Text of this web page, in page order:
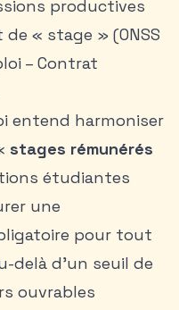
productives
« stage » (ONSS
– Contrat
entend harmoniser
stages rémunérés
étudiantes
une
pour tout
delà d’un seuil de
ouvrables